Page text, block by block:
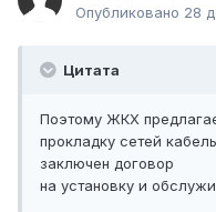
Опубликовано 28
Цитата
Поэтому ЖКХ
прокладку сетей
заключен договор
на установку и